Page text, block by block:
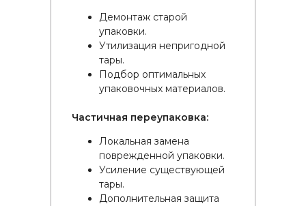
Демонтаж старой
упаковки.
Утилизация непригодной
тары.
Подбор оптимальных
упаковочных материалов.
Частичная переупаковка:
Локальная замена
поврежденной упаковки.
Усиление существующей
тары.
Дополнительная защита